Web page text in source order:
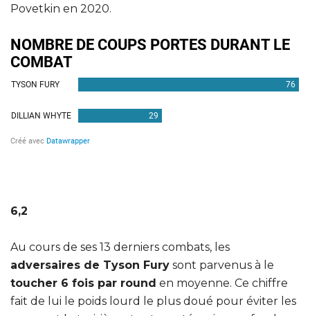
Povetkin en 2020.
6,2
Au cours de ses 13 derniers combats, les
adversaires de Tyson Fury sont parvenus à le
toucher 6 fois par round en moyenne. Ce chiffre
fait de lui le poids lourd le plus doué pour éviter les